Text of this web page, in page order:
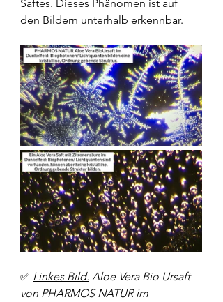
Saftes. Dieses Phänomen ist auf
den Bildern unterhalb erkennbar.
✅ Linkes Bild: Aloe Vera Bio Ursaft
von PHARMOS NATUR im